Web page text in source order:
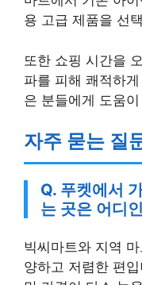
용 고급 제품을 선
파를 피해 쾌적하
은 분들에게 도움
자주 묻는 질
Q. 푸켓에서
는 곳은 어디
양하고 저렴한 편
만 가격이 다소 높